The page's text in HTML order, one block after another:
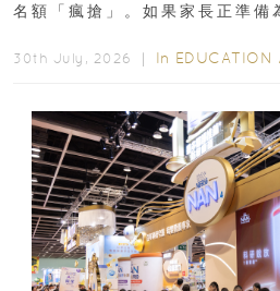
名額「瘋搶」。如果家長正準
30th July, 2026 ｜ In EDUCATION